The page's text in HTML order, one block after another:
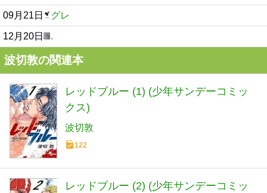
09月21日 グレ
12月20日 .
波切敦の関連本
レッドブルー (1) (少年サンデーコミッ
クス)
波切敦
122
レッドブルー (2) (少年サンデーコミッ